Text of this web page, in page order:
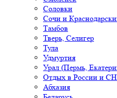
Соловки
Сочи и
Тамбов
Тверь, Селигер
Тула
Удмуртия
Урал (Пермь,
Отдых в России и
Абхазия